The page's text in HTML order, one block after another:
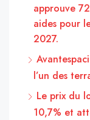
approuve
aides pour
2027.
l’un des
Le prix du
10,7% et